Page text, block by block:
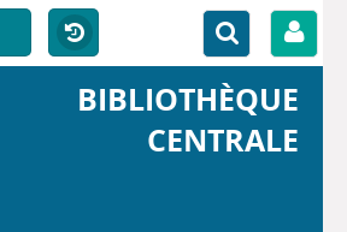
BIBLIOTHÈQUE
CENTRALE